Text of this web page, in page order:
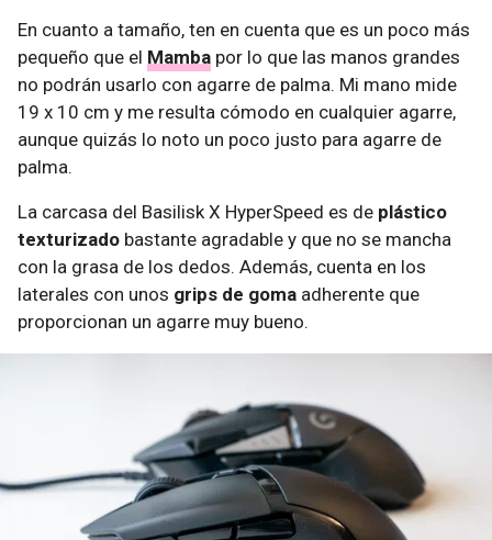
En cuanto a tamaño, ten en cuenta que es un poco más
pequeño que el Mamba por lo que las manos grandes
no podrán usarlo con agarre de palma. Mi mano mide
19 x 10 cm y me resulta cómodo en cualquier agarre,
aunque quizás lo noto un poco justo para agarre de
palma.
La carcasa del Basilisk X HyperSpeed es de plástico
texturizado bastante agradable y que no se mancha
con la grasa de los dedos. Además, cuenta en los
laterales con unos grips de goma adherente que
proporcionan un agarre muy bueno.